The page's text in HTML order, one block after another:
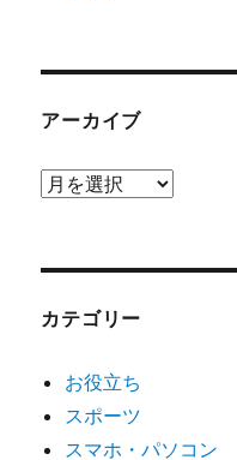
アーカイブ
ア
ブ
カテゴリー
お役立ち
スポーツ
スマホ・パソコン